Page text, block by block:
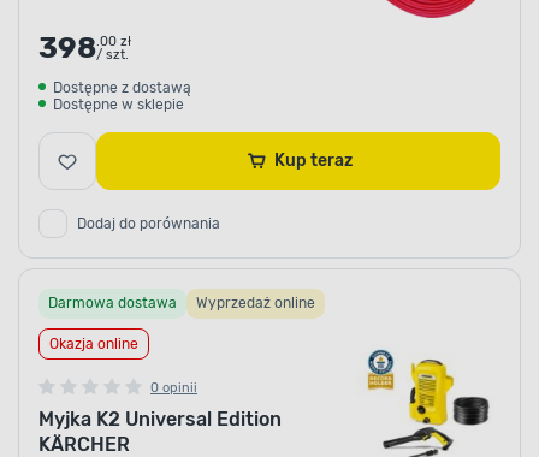
398.00 zł
/ szt.
Dostępne z dostawą
Dostępne w sklepie
Kup teraz
Dodaj do porównania
Darmowa dostawa Wyprzedaż online
Okazja online
0 opinii
Myjka K2 Universal Edition
KÄRCHER